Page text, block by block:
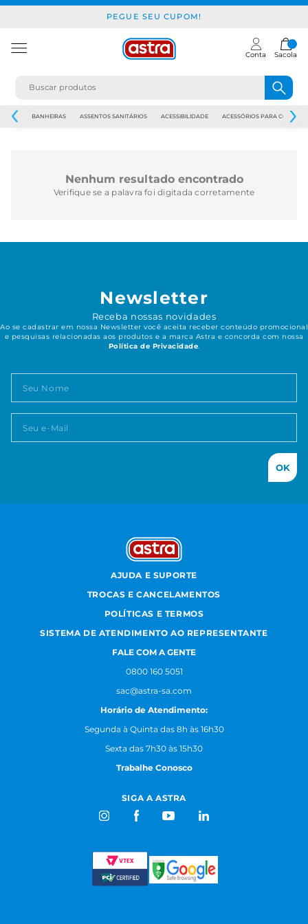
PEGUE SEU CUPOM!
Conta Sacola
JAPI BANHEIRAS ASSENTOS SANITÁRIOS ACESSIBILIDADE ACESSÓRIOS PARA
Nenhum resultado encontrado
Verifique se a palavra foi digitada corretamente
Newsletter
Receba nossas novidades
Ao se cadastrar em nossa Newsletter você aceita receber conteúdo promocional
e pesquisas relacionadas aos produtos e a marca Astra e concorda com nossa
Política de Privacidade.
OK
AJUDA E SUPORTE
TROCAS E CANCELAMENTOS
POLÍTICAS E TERMOS
SISTEMA DE ATENDIMENTO AO REPRESENTANTE
FALE COM A GENTE
0800 160 5051
sac@astra-sa.com
Horário de Atendimento:
Segunda à Quinta das 8h às 16h30
Sexta das 7h30 às 15h30
Trabalhe Conosco
SIGA A ASTRA